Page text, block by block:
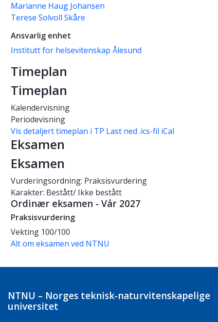
Marianne Haug Johansen
Terese Solvoll Skåre
Ansvarlig enhet
Institutt for helsevitenskap Ålesund
Timeplan
Timeplan
Kalendervisning
Periodevisning
Vis detaljert timeplan i TP Last ned .ics-fil iCal
Eksamen
Eksamen
Vurderingsordning: Praksisvurdering
Karakter: Bestått/ Ikke bestått
Ordinær eksamen - Vår 2027
Praksisvurdering
Vekting 100/100
Alt om eksamen ved NTNU
NTNU – Norges teknisk-naturvitenskapelige
universitet